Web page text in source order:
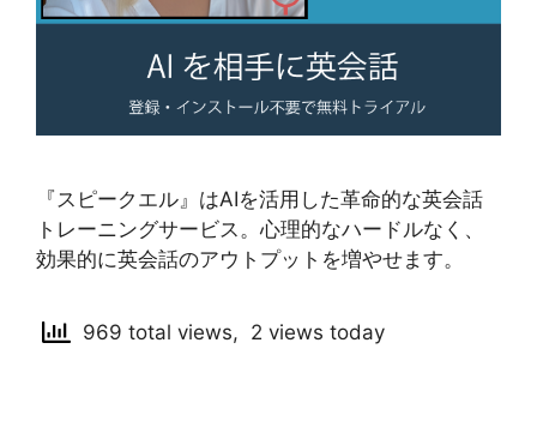
『スピークエル』はAIを活用した革命的な英会話
トレーニングサービス。心理的なハードルなく、
効果的に英会話のアウトプットを増やせます。
969 total views, 2 views today